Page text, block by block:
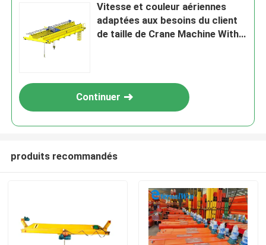
Vitesse et couleur aériennes
adaptées aux besoins du client
de taille de Crane Machine With
Continuer
produits recommandés